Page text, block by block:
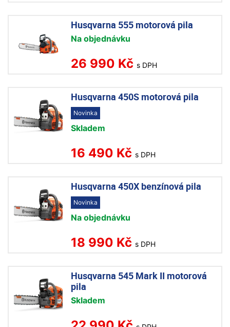
Husqvarna 555 motorová pila
Na objednávku
26 990 Kč s DPH
Husqvarna 450S motorová pila
Novinka
Skladem
16 490 Kč s DPH
Husqvarna 450X benzínová pila
Novinka
Na objednávku
18 990 Kč s DPH
Husqvarna 545 Mark II motorová
pila
Skladem